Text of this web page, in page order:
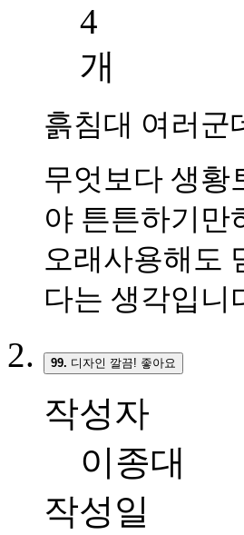
흙침대 여러군
무엇보다 생황
야 튼튼하기만
오래사용해도
다는 생각입니
99. 디자인 깔끔! 좋아요
작성자
이종대
작성일